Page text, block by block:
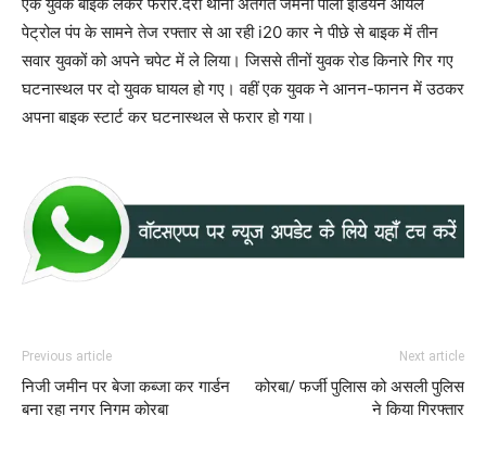
पेट्रोल पंप के सामने तेज रफ्तार से आ रही i20 कार ने पीछे से बाइक में तीन
सवार युवकों को अपने चपेट में ले लिया। जिससे तीनों युवक रोड किनारे गिर गए
घटनास्थल पर दो युवक घायल हो गए। वहीं एक युवक ने आनन-फानन में उठकर
अपना बाइक स्टार्ट कर घटनास्थल से फरार हो गया।
Previous article
निजी जमीन पर बेजा कब्जा कर गार्डन
बना रहा नगर निगम कोरबा
Next article
कोरबा/ फर्जी पुलिास को असली पुलिस
ने किया गिरफ्तार